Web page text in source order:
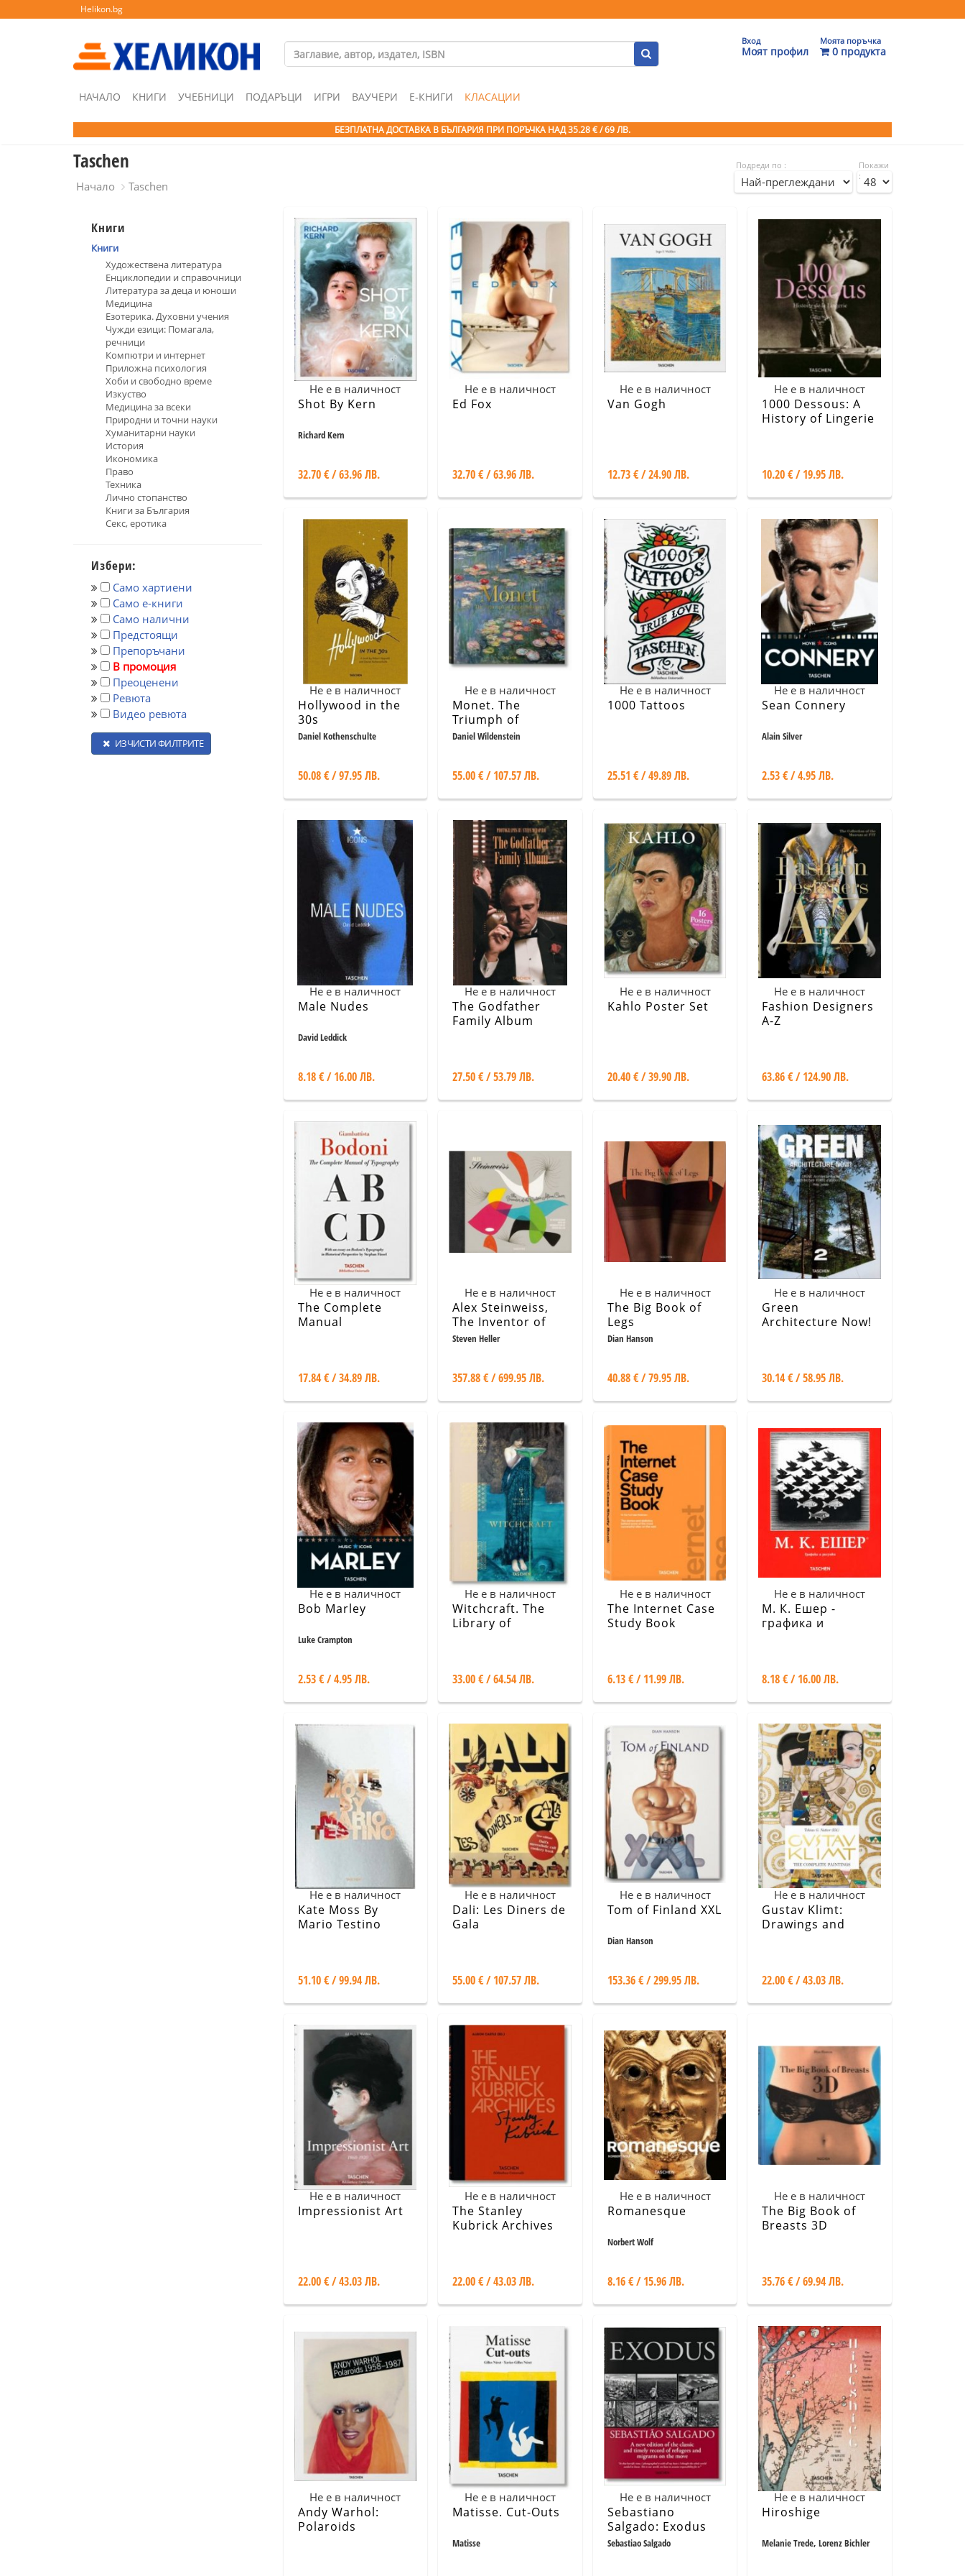
Helikon.bg
Вход
Моят профил
Моята поръчка
0 продукта
НАЧАЛО КНИГИ УЧЕБНИЦИ ПОДАРЪЦИ ИГРИ ВАУЧЕРИ Е-КНИГИ КЛАСАЦИИ
БЕЗПЛАТНА ДОСТАВКА В БЪЛГАРИЯ ПРИ ПОРЪЧКА НАД 35.28 € / 69 ЛВ.
Taschen
Начало Taschen
Подреди по :
Покажи
:
Книги
Книги
Художествена литература
Енциклопедии и справочници
Литература за деца и юноши
Медицина
Езотерика. Духовни учения
Чужди езици: Помагала,
речници
Компютри и интернет
Приложна психология
Хоби и свободно време
Изкуство
Медицина за всеки
Природни и точни науки
Хуманитарни науки
История
Икономика
Право
Техника
Лично стопанство
Книги за България
Секс, еротика
Избери:
Само хартиени
Само е-книги
Само налични
Предстоящи
Препоръчани
В промоция
Преоценени
Ревюта
Видео ревюта
ИЗЧИСТИ ФИЛТРИТЕ
Не е в наличност
Shot By Kern
Richard Kern
32.70 € / 63.96 ЛВ.
Не е в наличност
Ed Fox
32.70 € / 63.96 ЛВ.
Не е в наличност
Van Gogh
12.73 € / 24.90 ЛВ.
Не е в наличност
1000 Dessous: A
History of Lingerie
10.20 € / 19.95 ЛВ.
Не е в наличност
Hollywood in the
30s
Daniel Kothenschulte
50.08 € / 97.95 ЛВ.
Не е в наличност
Monet. The
Triumph of
Impressionism
Daniel Wildenstein
55.00 € / 107.57 ЛВ.
Не е в наличност
1000 Tattoos
25.51 € / 49.89 ЛВ.
Не е в наличност
Sean Connery
Alain Silver
2.53 € / 4.95 ЛВ.
Не е в наличност
Male Nudes
David Leddick
8.18 € / 16.00 ЛВ.
Не е в наличност
The Godfather
Family Album
27.50 € / 53.79 ЛВ.
Не е в наличност
Kahlo Poster Set
20.40 € / 39.90 ЛВ.
Не е в наличност
Fashion Designers
A-Z
63.86 € / 124.90 ЛВ.
Не е в наличност
The Complete
Manual
17.84 € / 34.89 ЛВ.
Не е в наличност
Alex Steinweiss,
The Inventor of
the Modern Album
Steven Heller
357.88 € / 699.95 ЛВ.
Не е в наличност
The Big Book of
Legs
Dian Hanson
40.88 € / 79.95 ЛВ.
Не е в наличност
Green
Architecture Now!
30.14 € / 58.95 ЛВ.
Не е в наличност
Bob Marley
Luke Crampton
2.53 € / 4.95 ЛВ.
Не е в наличност
Witchcraft. The
Library of
33.00 € / 64.54 ЛВ.
Не е в наличност
The Internet Case
Study Book
6.13 € / 11.99 ЛВ.
Не е в наличност
М. К. Ешер -
графика и
8.18 € / 16.00 ЛВ.
Не е в наличност
Kate Moss By
Mario Testino
51.10 € / 99.94 ЛВ.
Не е в наличност
Dali: Les Diners de
Gala
55.00 € / 107.57 ЛВ.
Не е в наличност
Tom of Finland XXL
Dian Hanson
153.36 € / 299.95 ЛВ.
Не е в наличност
Gustav Klimt:
Drawings and
22.00 € / 43.03 ЛВ.
Не е в наличност
Impressionist Art
22.00 € / 43.03 ЛВ.
Не е в наличност
The Stanley
Kubrick Archives
22.00 € / 43.03 ЛВ.
Не е в наличност
Romanesque
Norbert Wolf
8.16 € / 15.96 ЛВ.
Не е в наличност
The Big Book of
Breasts 3D
35.76 € / 69.94 ЛВ.
Не е в наличност
Andy Warhol:
Polaroids
Не е в наличност
Matisse. Cut-Outs
Matisse
Не е в наличност
Sebastiano
Salgado: Exodus
Sebastiao Salgado
Не е в наличност
Hiroshige
Melanie Trede, Lorenz Bichler